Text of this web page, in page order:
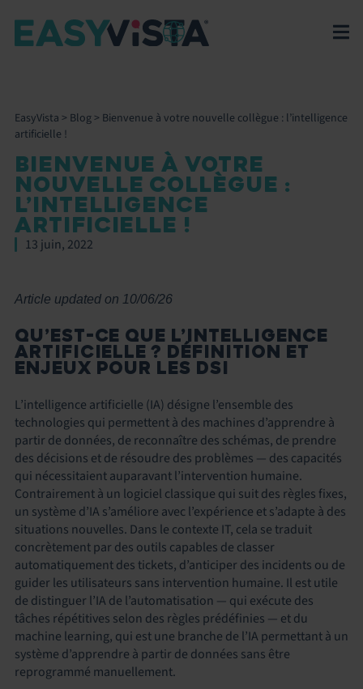
EasyVista > Blog> Bienvenue à votre nouvelle collègue : l’intelligence
artificielle !
BIENVENUE À VOTRE
NOUVELLE COLLÈGUE :
L’INTELLIGENCE
ARTIFICIELLE !
13 juin, 2022
Article updated on 10/06/26
QU’EST-CE QUE L’INTELLIGENCE
ARTIFICIELLE ? DÉFINITION ET
ENJEUX POUR LES DSI
L’intelligence artificielle (IA) désigne l’ensemble des
technologies qui permettent à des machines d’apprendre à
partir de données, de reconnaître des schémas, de prendre
des décisions et de résoudre des problèmes — des capacités
qui nécessitaient auparavant l’intervention humaine.
Contrairement à un logiciel classique qui suit des règles fixes,
un système d’IA s’améliore avec l’expérience et s’adapte à des
situations nouvelles. Dans le contexte IT, cela se traduit
concrètement par des outils capables de classer
automatiquement des tickets, d’anticiper des incidents ou de
guider les utilisateurs sans intervention humaine. Il est utile
de distinguer l’IA de l’automatisation — qui exécute des
tâches répétitives selon des règles prédéfinies — et du
machine learning, qui est une branche de l’IA permettant à un
système d’apprendre à partir de données sans être
reprogrammé manuellement.